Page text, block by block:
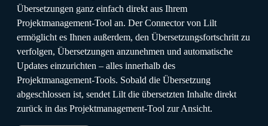
Übersetzungen ganz einfach direkt aus Ihrem
Projektmanagement-Tool an. Der Connector von Lilt
ermöglicht es Ihnen außerdem, den Übersetzungsfortschritt zu
verfolgen, Übersetzungen anzunehmen und automatische
Updates einzurichten – alles innerhalb des
Projektmanagement-Tools. Sobald die Übersetzung
abgeschlossen ist, sendet Lilt die übersetzten Inhalte direkt
zurück in das Projektmanagement-Tool zur Ansicht.